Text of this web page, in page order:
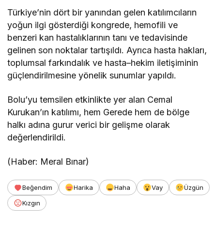
Türkiye’nin dört bir yanından gelen katılımcıların
yoğun ilgi gösterdiği kongrede, hemofili ve
benzeri kan hastalıklarının tanı ve tedavisinde
gelinen son noktalar tartışıldı. Ayrıca hasta hakları,
toplumsal farkındalık ve hasta–hekim iletişiminin
güçlendirilmesine yönelik sunumlar yapıldı.
Bolu’yu temsilen etkinlikte yer alan Cemal
Kurukan’ın katılımı, hem Gerede hem de bölge
halkı adına gurur verici bir gelişme olarak
değerlendirildi.
(Haber: Meral Bınar)
Beğendim Harika Haha Vay
Üzgün
Kızgın